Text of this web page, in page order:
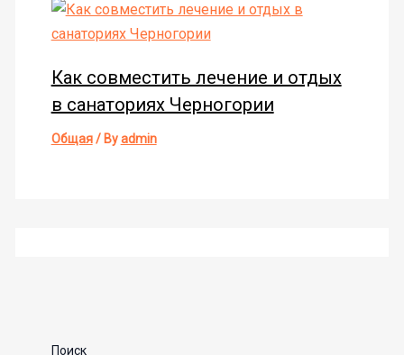
Как совместить лечение и отдых
в санаториях Черногории
Общая/ Byadmin
Поиск